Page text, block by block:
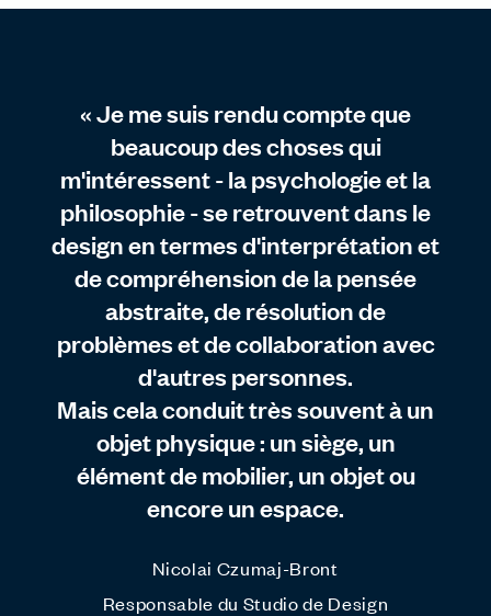
« Je me suis rendu compte que
beaucoup des choses qui
m'intéressent - la psychologie et la
philosophie - se retrouvent dans le
design en termes d'interprétation et
de compréhension de la pensée
abstraite, de résolution de
problèmes et de collaboration avec
d'autres personnes.
Mais cela conduit très souvent à un
objet physique : un siège, un
élément de mobilier, un objet ou
encore un espace.
Nicolai Czumaj-Bront
Responsable du Studio de Design